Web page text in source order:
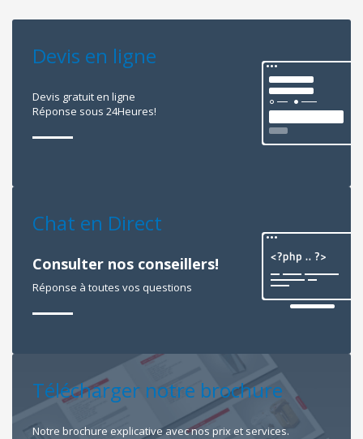
Devis en ligne
Devis gratuit en ligne
Réponse sous 24Heures!
Chat en Direct
Consulter nos conseillers!
Réponse à toutes vos questions
Télécharger notre brochure
Notre brochure explicative avec nos prix et services.